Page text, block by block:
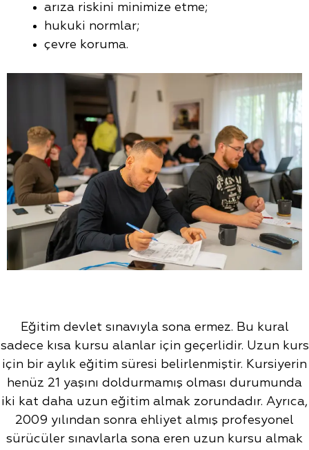
arıza riskini minimize etme;
hukuki normlar;
çevre koruma.
Eğitim devlet sınavıyla sona ermez. Bu kural
sadece kısa kursu alanlar için geçerlidir. Uzun kurs
için bir aylık eğitim süresi belirlenmiştir. Kursiyerin
henüz 21 yaşını doldurmamış olması durumunda
iki kat daha uzun eğitim almak zorundadır. Ayrıca,
2009 yılından sonra ehliyet almış profesyonel
sürücüler sınavlarla sona eren uzun kursu almak